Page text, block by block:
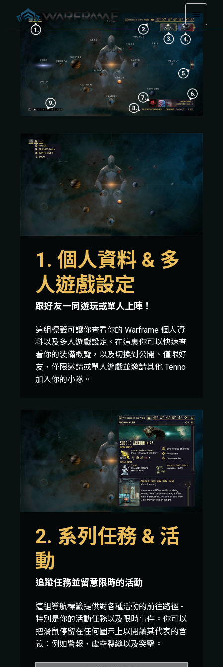
1. 個人資料 & 多
人遊戲設定
跟好友一同遊玩或單人上陣！
這組標籤可讓你查看你的 Warframe 個人資
料以及多人遊戲設定。在這裏你可以快速查
看你的裝備概覽，以及切換到公開、僅限好
友，僅限邀請或單人遊戲並邀請其他 Tenno
加入你的小隊。
2. 系列任務 & 活
動
追蹤任務並留意限時的活動
這組導航標籤提供對各種活動的前往路徑 -
特別是你的活動任務以及限時事件。你可以
把滑鼠停留在任何圖示上以閱讀其代表的含
義：例如警報，虛空裂縫以及突擊。